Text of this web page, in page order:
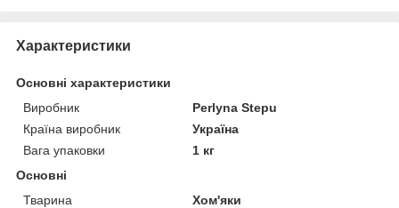
Характеристики
Основні характеристики
Виробник
Perlyna Stepu
Країна виробник
Україна
Вага упаковки
1 кг
Основні
Тварина
Хом'яки